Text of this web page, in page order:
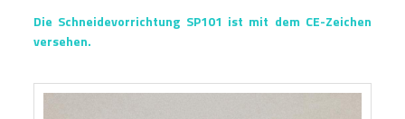
Die Schneidevorrichtung SP101 ist mit dem CE-Zeichen
versehen.